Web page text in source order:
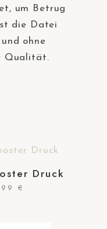
um Betrug
die Datei
ohne
Qualität.
Druck
€